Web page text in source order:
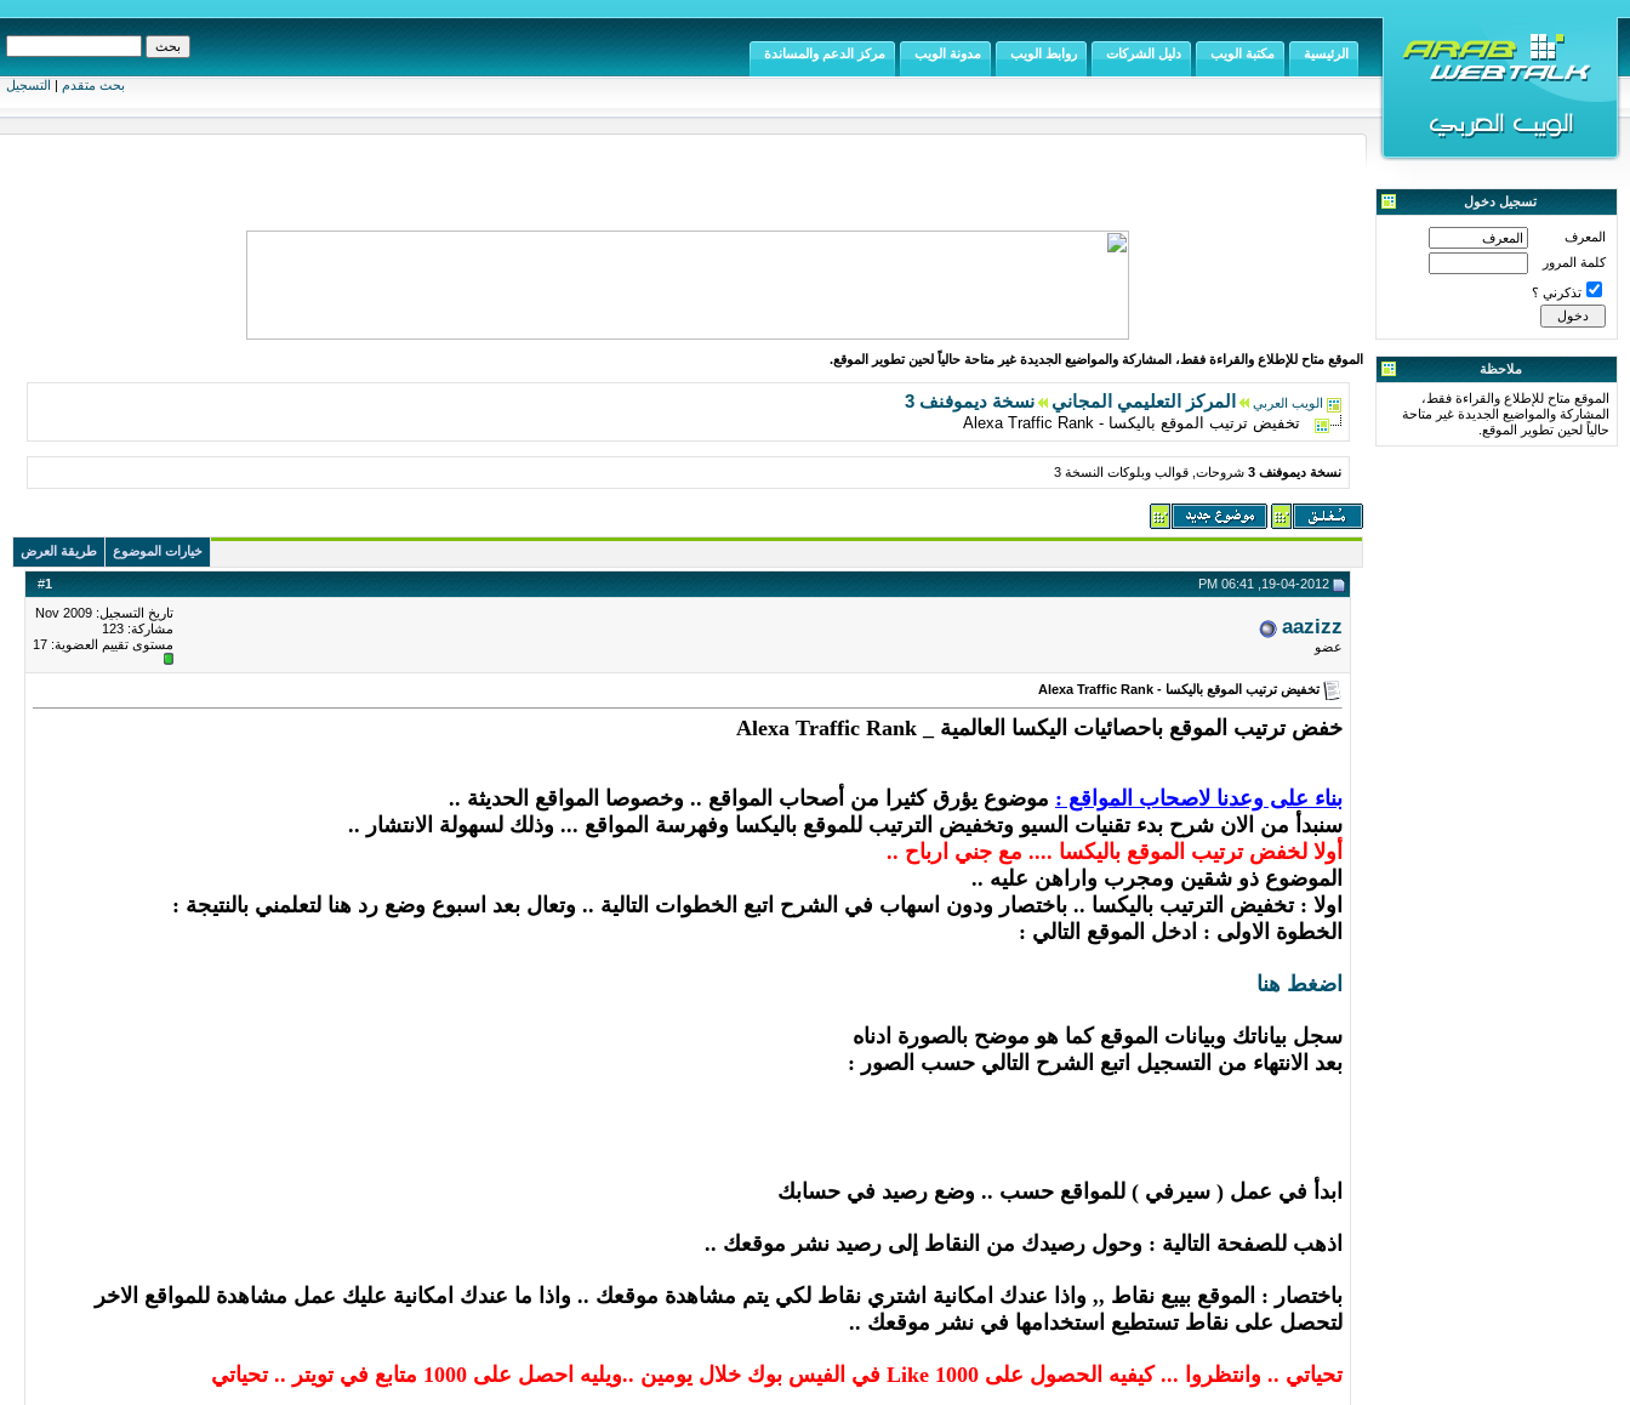
بحث متقدم | التسجيل
الرئيسية مكتبة الويب دليل الشركات روابط الويب مدونة الويب مركز الدعم والمساندة
تسجيل دخول
المعرف
كلمة المرور
تذكرني ؟
ملاحظة
الموقع متاح للإطلاع والقراءة فقط،
المشاركة والمواضيع الجديدة غير متاحة
حالياً لحين تطوير الموقع.
الموقع متاح للإطلاع والقراءة فقط، المشاركة والمواضيع الجديدة غير متاحة حالياً لحين تطوير الموقع.
الويب العربي المركز التعليمي المجاني نسخة ديموفنف 3
تخفيض ترتيب الموقع باليكسا - Alexa Traffic Rank
نسخة ديموفنف 3 شروحات, قوالب وبلوكات النسخة 3
خيارات الموضوع طريقة العرض
#1
aazizz
عضو
تاريخ التسجيل: Nov 2009
مشاركة: 123
مستوى تقييم العضوية: 17
تخفيض ترتيب الموقع باليكسا - Alexa Traffic Rank
خفض ترتيب الموقع باحصائيات اليكسا العالمية _ Alexa Traffic Rank
بناء على وعدنا لاصحاب المواقع : موضوع يؤرق كثيرا من أصحاب المواقع .. وخصوصا المواقع الحديثة ..
سنبدأ من الان شرح بدء تقنيات السيو وتخفيض الترتيب للموقع باليكسا وفهرسة المواقع ... وذلك لسهولة الانتشار ..
أولا لخفض ترتيب الموقع باليكسا .... مع جني ارباح ..
الموضوع ذو شقين ومجرب واراهن عليه ..
اولا : تخفيض الترتيب باليكسا .. باختصار ودون اسهاب في الشرح اتبع الخطوات التالية .. وتعال بعد اسبوع وضع رد هنا لتعلمني بالنتيجة :
الخطوة الاولى : ادخل الموقع التالي :
اضغط هنا
سجل بياناتك وبيانات الموقع كما هو موضح بالصورة ادناه
بعد الانتهاء من التسجيل اتبع الشرح التالي حسب الصور :
ابدأ في عمل ( سيرفي ) للمواقع حسب .. وضع رصيد في حسابك
اذهب للصفحة التالية : وحول رصيدك من النقاط إلى رصيد نشر موقعك ..
باختصار : الموقع بيبع نقاط ,, واذا عندك امكانية اشتري نقاط لكي يتم مشاهدة موقعك .. واذا ما عندك امكانية عليك عمل مشاهدة للمواقع الاخر
لتحصل على نقاط تستطيع استخدامها في نشر موقعك ..
تحياتي .. وانتظروا ... كيفيه الحصول على 1000 Like في الفيس بوك خلال يومين ..ويليه احصل على 1000 متابع في تويتر .. تحياتي